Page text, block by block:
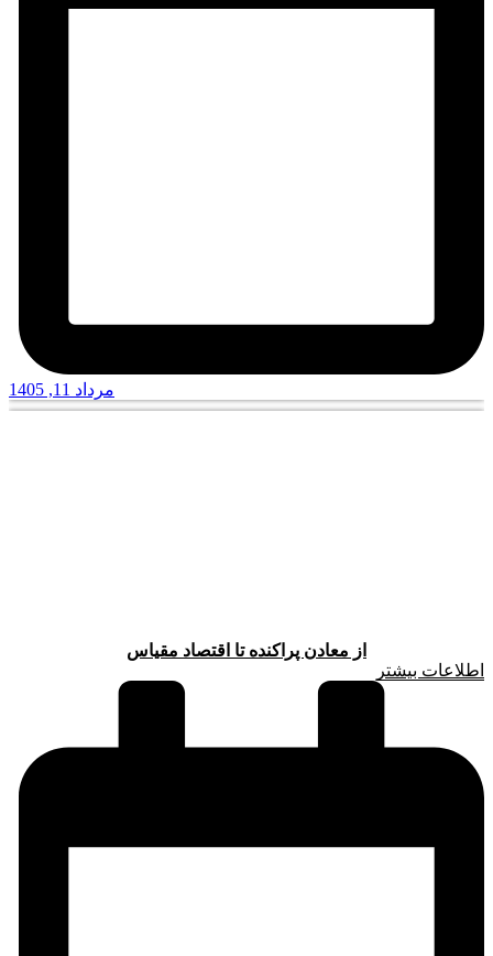
مرداد 11, 1405
از معادن پراکنده تا اقتصاد مقیاس
اطلاعات بیشتر